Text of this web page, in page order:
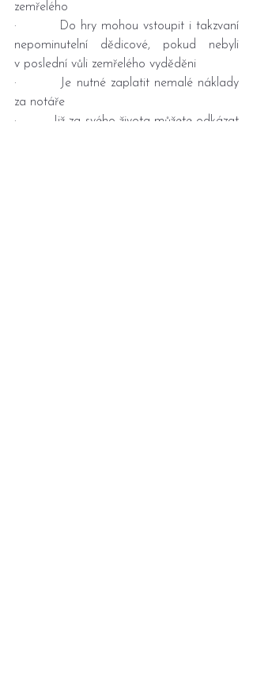
zemřelého
·         Do hry mohou vstoupit i takzvaní
nepominutelní dědicové, pokud nebyli
v poslední vůli zemřelého vyděděni
·         Je nutné zaplatit nemalé náklady
za notáře
·         Již za svého života můžete odkázat